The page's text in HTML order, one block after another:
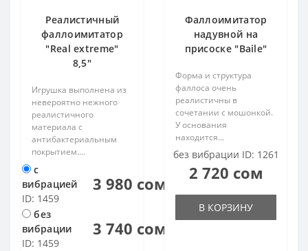
Реалистичный
фаллоимитатор
"Real extreme"
8,5"
Игрушка выполнена из
невероятно нежного
реалистичного
материала с
антибактериальным
покрытием....
с
вибрацией
ID: 1459
3 980 сом
без
вибрации
ID: 1459
3 740 сом
Фаллоимитатор
надувной на
присоске "Baile"
Форма и структура
фаллоса очень
реалистичны в
сочетании с мошонкой.
У основания
находится...
без вибрации ID: 1261
2 720 сом
В КОРЗИНУ